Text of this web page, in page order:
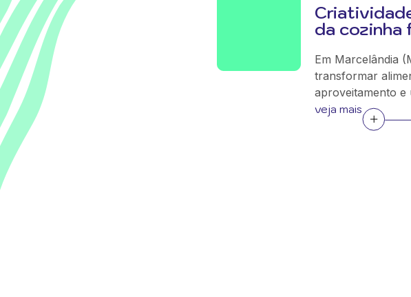
da cozinha
Em Marcelândia
transformar
aproveitamento e
veja mais